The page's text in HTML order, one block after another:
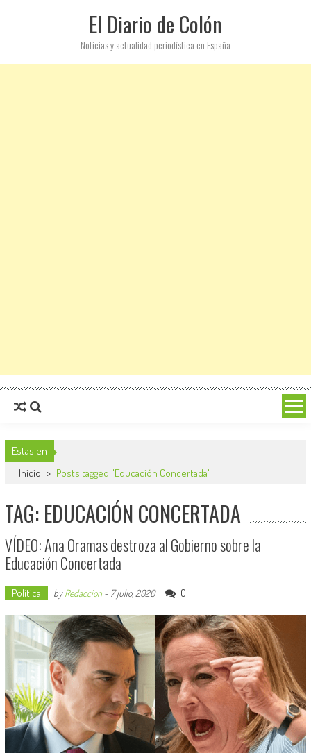
El Diario de Colón
Noticias y actualidad periodística en España
Estas en
Inicio > Posts tagged "Educación Concertada"
TAG: EDUCACIÓN CONCERTADA
VÍDEO: Ana Oramas destroza al Gobierno sobre la
Educación Concertada
Política byRedaccion- 7 julio, 2020 0